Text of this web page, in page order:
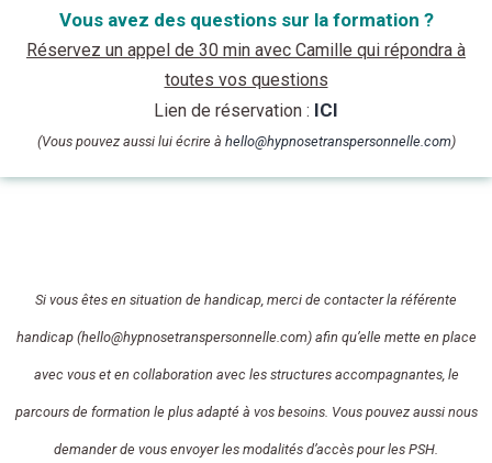
Vous avez des questions sur la formation ?
Réservez un appel de 30 min avec Camille qui répondra à
toutes vos questions
Lien de réservation : ICI
(Vous pouvez aussi lui écrire à hello@hypnosetranspersonnelle.com)
Si vous êtes en situation de handicap, merci de contacter la référente
handicap (hello@hypnosetranspersonnelle.com) afin qu’elle mette en place
avec vous et en collaboration avec les structures accompagnantes, le
parcours de formation le plus adapté à vos besoins. Vous pouvez aussi nous
demander de vous envoyer les modalités d’accès pour les PSH.